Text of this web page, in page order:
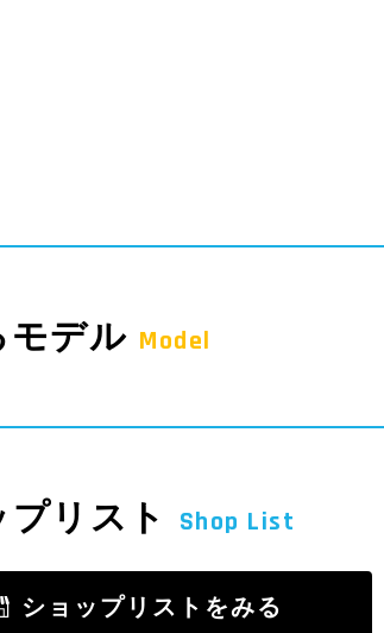
モデル Model
プリスト Shop List
ショップリストをみる